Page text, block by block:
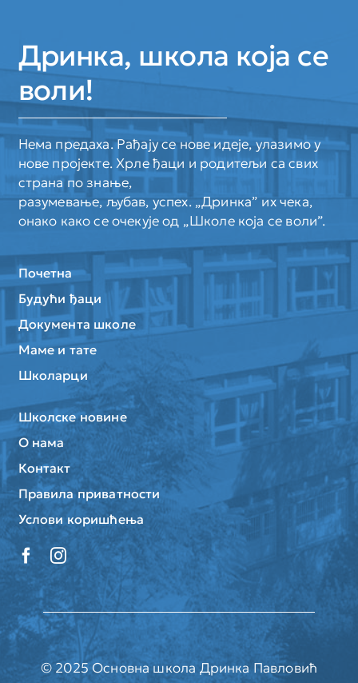
Дринка, школа која се
воли!
Нема предаха. Рађају се нове идеје, улазимо у
нове пројекте. Хрле ђаци и родитељи са свих
страна по знање,
разумевање, љубав, успех. „Дринка” их чека,
онако како се очекује од „Школе која се воли”.
Почетна
Будући ђаци
Документа школе
Маме и тате
Школарци
Школске новине
О нама
Контакт
Правила приватности
Услови коришћења
© 2025 Основна школа Дринка Павловић